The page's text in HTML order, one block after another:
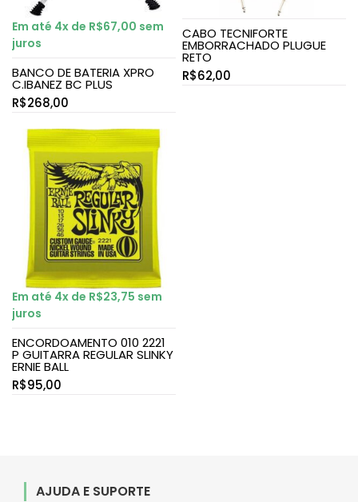
Em até 4x de R$67,00 sem
juros
BANCO DE BATERIA XPRO
C.IBANEZ BC PLUS
R$268,00
CABO TECNIFORTE
EMBORRACHADO PLUGUE
RETO
R$62,00
Em até 4x de R$23,75 sem
juros
ENCORDOAMENTO 010 2221
P GUITARRA REGULAR SLINKY
ERNIE BALL
R$95,00
AJUDA E SUPORTE